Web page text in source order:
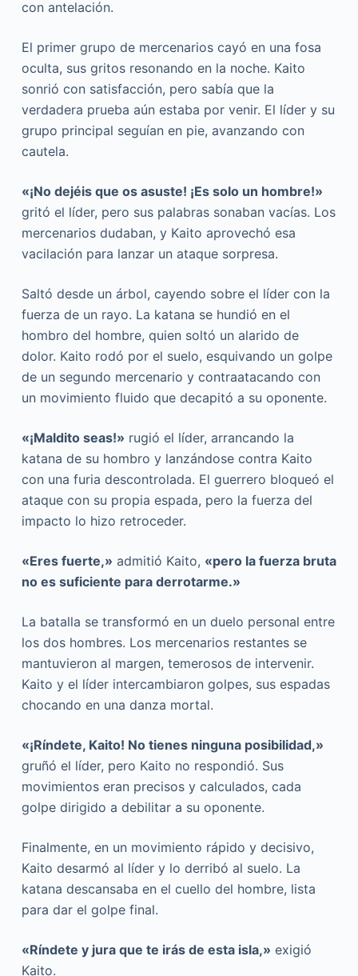
con antelación.
El primer grupo de mercenarios cayó en una fosa
oculta, sus gritos resonando en la noche. Kaito
sonrió con satisfacción, pero sabía que la
verdadera prueba aún estaba por venir. El líder y su
grupo principal seguían en pie, avanzando con
cautela.
«¡No dejéis que os asuste! ¡Es solo un hombre!»
gritó el líder, pero sus palabras sonaban vacías. Los
mercenarios dudaban, y Kaito aprovechó esa
vacilación para lanzar un ataque sorpresa.
Saltó desde un árbol, cayendo sobre el líder con la
fuerza de un rayo. La katana se hundió en el
hombro del hombre, quien soltó un alarido de
dolor. Kaito rodó por el suelo, esquivando un golpe
de un segundo mercenario y contraatacando con
un movimiento fluido que decapitó a su oponente.
«¡Maldito seas!» rugió el líder, arrancando la
katana de su hombro y lanzándose contra Kaito
con una furia descontrolada. El guerrero bloqueó el
ataque con su propia espada, pero la fuerza del
impacto lo hizo retroceder.
«Eres fuerte,» admitió Kaito, «pero la fuerza bruta
no es suficiente para derrotarme.»
La batalla se transformó en un duelo personal entre
los dos hombres. Los mercenarios restantes se
mantuvieron al margen, temerosos de intervenir.
Kaito y el líder intercambiaron golpes, sus espadas
chocando en una danza mortal.
«¡Ríndete, Kaito! No tienes ninguna posibilidad,»
gruñó el líder, pero Kaito no respondió. Sus
movimientos eran precisos y calculados, cada
golpe dirigido a debilitar a su oponente.
Finalmente, en un movimiento rápido y decisivo,
Kaito desarmó al líder y lo derribó al suelo. La
katana descansaba en el cuello del hombre, lista
para dar el golpe final.
«Ríndete y jura que te irás de esta isla,» exigió
Kaito.